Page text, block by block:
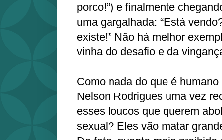
porco!”) e finalmente
uma gargalhada: “Está
existe!” Não há melhor
vinha do desafio e da
Como nada do que é
Nelson Rodrigues uma vez
esses loucos que querem
sexual? Eles vão matar